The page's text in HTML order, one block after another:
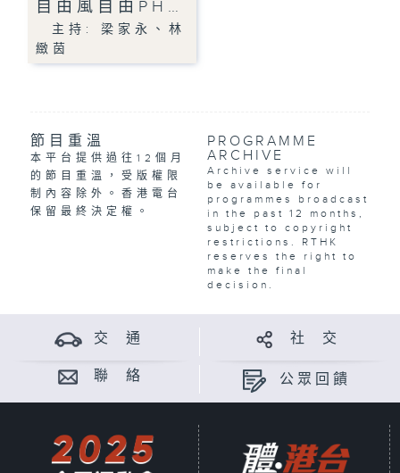
自由風自由PH…
主持: 梁家永、林
緻茵
節目重溫
本平台提供過往12個月
的節目重溫，受版權限
制內容除外。香港電台
保留最終決定權。
PROGRAMME
ARCHIVE
Archive service will
be available for
programmes broadcast
in the past 12 months,
subject to copyright
restrictions. RTHK
reserves the right to
make the final
decision.
交 通 社 交
聯 絡 公眾回饋